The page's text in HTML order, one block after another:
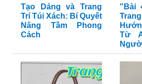
Tạo Dáng và Trang
Trí Túi Xách: Bí Quyết
Nâng Tầm Phong
Cách
"Bài
Từ